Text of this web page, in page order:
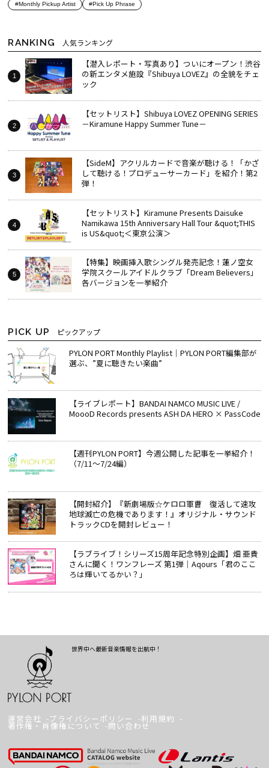
#Monthly Pickup Artist
#Pick Up Phrase
RANKING 人気ランキング
【潜入レポート・写真あり】ついにオープン！渋谷
の新エンタメ施設『Shibuya LOVEZ』の全貌をチェ
ック
【セットリスト】Shibuya LOVEZ OPENING SERIES
－Kiramune Happy Summer Tune－
【SideM】アクリルカードで音楽が聴ける！「かざ
して聴ける！プロデューサーカード」を紹介！第2
弾！
【セットリスト】Kiramune Presents Daisuke
Namikawa 15th Anniversary Hall Tour &quot;THIS
is US&quot;＜東京公演＞
【特集】映画挿入歌シングル発売記念！蓮ノ空女
学院スクールアイドルクラブ「Dream Believers」
各バージョンを一挙紹介
PICK UP ピックアップ
PYLON PORT Monthly Playlist│PYLON PORT編集部が
選ぶ、”夏に聴きたい楽曲”
【ライブレポート】BANDAI NAMCO MUSIC LIVE /
MoooD Records presents ASH DA HERO × PassCode
【週刊PYLON PORT】今週公開した記事を一挙紹介！
（7/11～7/24編）
【開封紹介】『新劇場版☆ケロロ軍曹 復活して速攻
地球滅亡の危機であります！』オリジナル・サウンド
トラックCDを開封レビュー！
【ラブライブ！シリーズ15周年記念特別企画】畑 亜貴
さんに聞く！ワンフレーズ 第1弾｜Aqours「君のここ
ろは輝いてるかい？」
世界中へ最新音楽情報を出航中！
運営会社 プライバシーポリシー 利用規約
著作権・肖像権について 問い合わせ